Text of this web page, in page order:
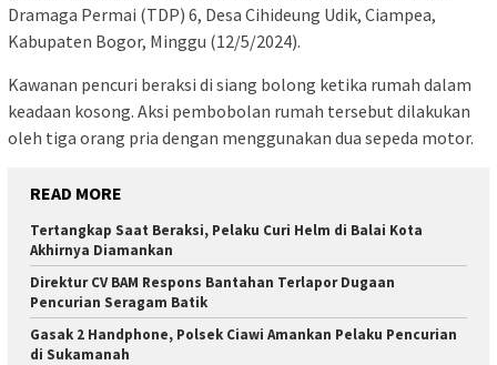
Dramaga Permai (TDP) 6, Desa Cihideung Udik, Ciampea,
Kabupaten Bogor, Minggu (12/5/2024).
Kawanan pencuri beraksi di siang bolong ketika rumah dalam
keadaan kosong. Aksi pembobolan rumah tersebut dilakukan
oleh tiga orang pria dengan menggunakan dua sepeda motor.
READ MORE
Tertangkap Saat Beraksi, Pelaku Curi Helm di Balai Kota
Akhirnya Diamankan
Direktur CV BAM Respons Bantahan Terlapor Dugaan
Pencurian Seragam Batik
Gasak 2 Handphone, Polsek Ciawi Amankan Pelaku Pencurian
di Sukamanah